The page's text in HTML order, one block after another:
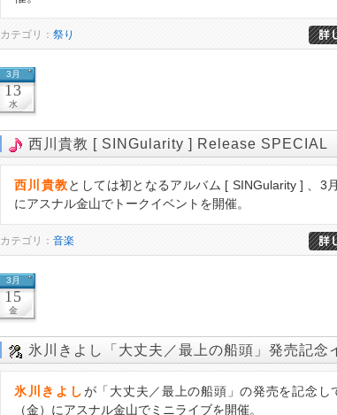
カテゴリ： 祭り
3月
13
水
西川貴教 [ SINGularity ] Release SPECIAL
西川貴教としては初となるアルバム [ SINGularity ] 、3
にアスナル金山でトークイベントを開催。
カテゴリ： 音楽
3月
15
金
氷川きよし「大丈夫／最上の船頭」発売記念
氷川きよしが「大丈夫／最上の船頭」の発売を記念し
（金）にアスナル金山でミニライブを開催。